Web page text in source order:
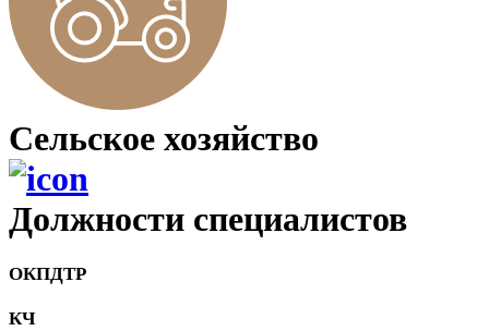
Сельское хозяйство
Должности cпециалистов
ОКПДТР
КЧ